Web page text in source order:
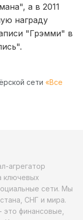
а в 2011
награду
"Грэмми" в
сети «Все
агрегатор
ключевых
сети. Мы
СНГ и мира.
финансовые,